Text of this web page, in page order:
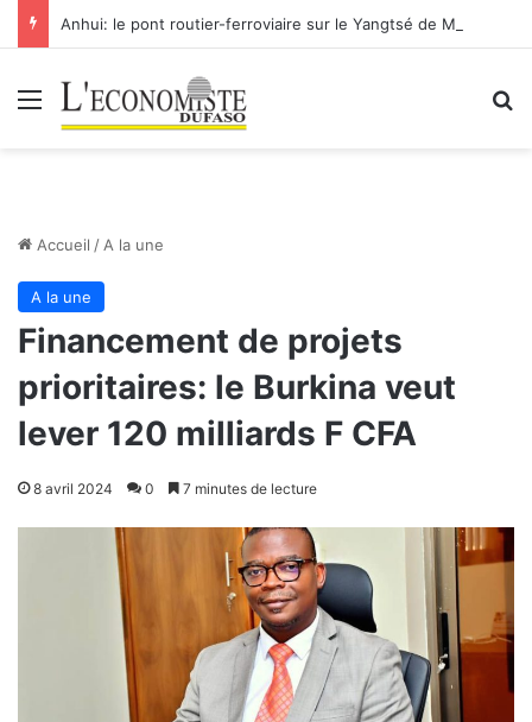
Menu
Accueil / A la une
A la une
Financement de projets
prioritaires: le Burkina veut
lever 120 milliards F CFA
8 avril 2024 0 7 minutes de lecture